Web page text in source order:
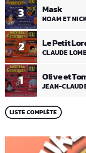
1 Olive et
JEAN-
2 Le Petit
CLAUDE
3 Mask
NOAM ET
LISTE COMPLÈTE